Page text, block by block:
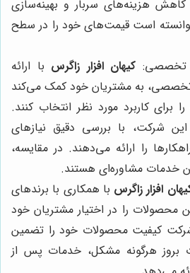
هزینه‌های سربار و بهینه‌سازی
توانسته است قیمت‌های خود را در سطح
تخصصی: کیهان افزار زاگرس با ارائه
به مشتریان خود کمک می‌کند
برای کاربرد مورد نظر انتخاب کنند.
شرکت، با بررسی دقیق نیازهای
را ارائه می‌دهند. در مقایسه،
خدمات مشاوره‌ای هستند.
افزار زاگرس با همکاری با برندهای
محصولات را در اختیار مشتریان خود
کیفیت محصولات خود را تضمین
هرگونه مشکل، خدمات پس از